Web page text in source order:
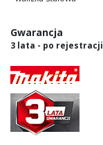
Gwarancja
3 lata - po rejestracji